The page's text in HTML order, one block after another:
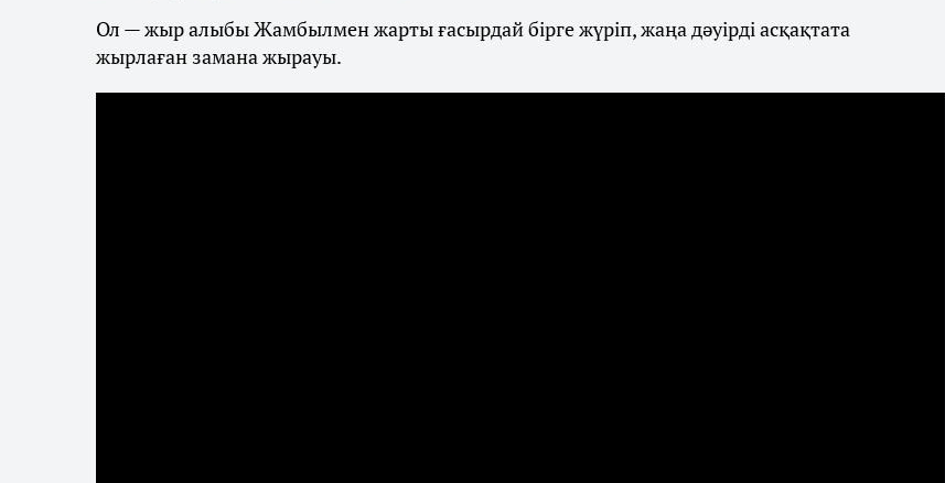
Ол — жыр алыбы Жамбылмен жарты ғасырдай бірге жүріп, жаңа дәуірді асқақтата
жырлаған замана жырауы.